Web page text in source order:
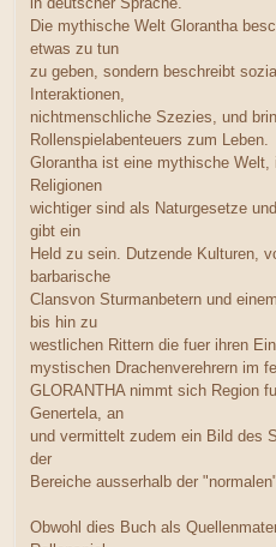
Die mythische Welt Glorantha
etwas zu tun
zu geben, sondern beschreibt
Interaktionen,
nichtmenschliche Szezies, und
Rollenspielabenteuers zum Leben.
Glorantha ist eine mythische Welt,
Religionen
wichtiger sind als Naturgesetze
gibt ein
Held zu sein. Dutzende Kulturen,
barbarische
Clansvon Sturmanbetern und
bis hin zu
westlichen Rittern die fuer ihren
mystischen Drachenverehrern im
GLORANTHA nimmt sich Region
Genertela, an
und vermittelt zudem ein Bild des
der
Bereiche ausserhalb der
Obwohl dies Buch als